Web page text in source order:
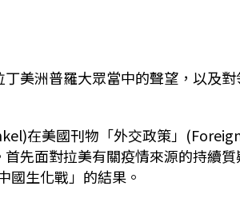
美洲普羅大眾當中的聲望，以及
在美國刊物「外交政策」
先面對拉美有關疫情來源的持續
國生化戰」的結果。